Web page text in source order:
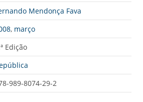
Mendonça Fava
, março
Edição
989-8074-29-2